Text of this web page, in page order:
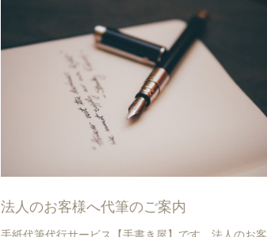
法人のお客様へ代筆のご案内
手紙代筆代行サービス【手書き屋】です。法人のお客